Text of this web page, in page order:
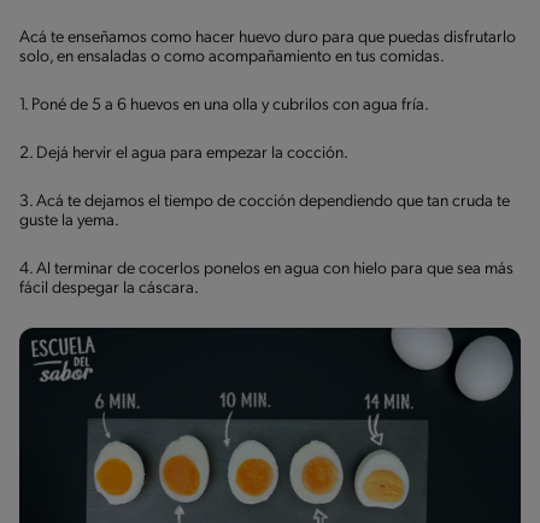
Acá te enseñamos como hacer huevo duro para que puedas disfrutarlo
solo, en ensaladas o como acompañamiento en tus comidas.
1. Poné de 5 a 6 huevos en una olla y cubrilos con agua fría.
2. Dejá hervir el agua para empezar la cocción.
3. Acá te dejamos el tiempo de cocción dependiendo que tan cruda te
guste la yema.
4. Al terminar de cocerlos ponelos en agua con hielo para que sea más
fácil despegar la cáscara.